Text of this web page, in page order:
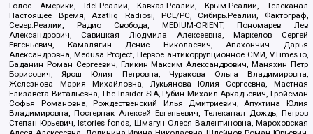
Голос Америки, Idel.Реалии, Кавказ.Реалии, Крым.Реалии, Телеканал
Настоящее Время, Azatliq Radiosi, PCE/PC, Сибирь.Реалии, Фактограф,
Север.Реалии, Радио Свобода, MEDIUM-ORIENT, Пономарев Лев
Александрович, Савицкая Людмила Алексеевна, Маркелов Сергей
Евгеньевич, Камалягин Денис Николаевич, Апахончич Дарья
Александровна, Medusa Project, Первое антикоррупционное СМИ, VTimes.io,
Баданин Роман Сергеевич, Гликин Максим Александрович, Маняхин Петр
Борисович, Ярош Юлия Петровна, Чуракова Ольга Владимировна,
Железнова Мария Михайловна, Лукьянова Юлия Сергеевна, Маетная
Елизавета Витальевна, The Insider SIA, Рубин Михаил Аркадьевич, Гройсман
Софья Романовна, Рождественский Илья Дмитриевич, Апухтина Юлия
Владимировна, Постернак Алексей Евгеньевич, Телеканал Дождь, Петров
Степан Юрьевич, Istories fonds, Шмагун Олеся Валентиновна, Мароховская